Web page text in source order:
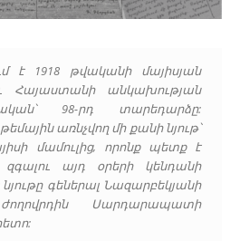
է 1918 թվականի մայիսյան
Հայաստանի անկախության
98-րդ տարեդարձը:
առնչվող մի քանի նյութ՝
մամուլից, որոնք պետք է
այդ օրերի կենդանի
գեներալ Նազարբեկյանի
Սարդարապատի